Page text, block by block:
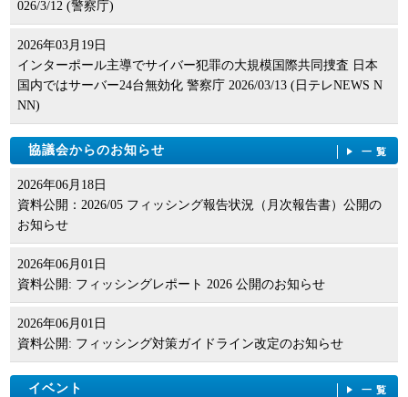
026/3/12 (警察庁)
2026年03月19日
インターポール主導でサイバー犯罪の大規模国際共同捜査 日本
国内ではサーバー24台無効化 警察庁 2026/03/13 (日テレNEWS N
NN)
協議会からのお知らせ 一覧
2026年06月18日
資料公開：2026/05 フィッシング報告状況（月次報告書）公開の
お知らせ
2026年06月01日
資料公開: フィッシングレポート 2026 公開のお知らせ
2026年06月01日
資料公開: フィッシング対策ガイドライン改定のお知らせ
イベント 一覧